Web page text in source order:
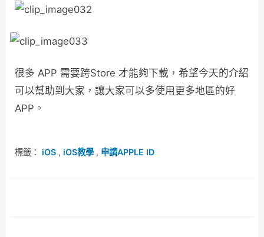
很多 APP 需要跨Store 才能夠下載，希望今天的介紹
可以幫助到大家，讓大家可以多使用更多地區的好
APP。
標籤： iOS , iOS教學, 申請APPLE ID